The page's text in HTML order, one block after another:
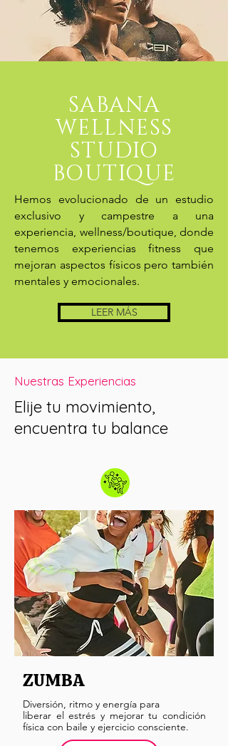
SABANA
WELLNESS
STUDIO
BOUTIQUE
Hemos evolucionado de un estudio
exclusivo y campestre a una
experiencia, wellness/boutique, donde
tenemos experiencias fitness que
mejoran aspectos físicos pero también
mentales y emocionales.
LEER MÁS
Nuestras Experiencias
Elije tu movimiento,
encuentra tu balance
ZUMBA
Diversión, ritmo y energía para
liberar el estrés y mejorar tu condición
física con baile y ejercicio consciente.